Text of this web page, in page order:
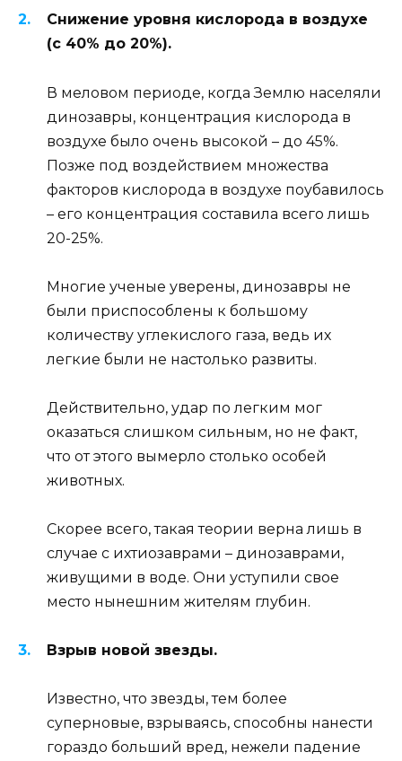
Снижение уровня кислорода в воздухе
(с 40% до 20%).
В меловом периоде, когда Землю населяли
динозавры, концентрация кислорода в
воздухе было очень высокой – до 45%.
Позже под воздействием множества
факторов кислорода в воздухе поубавилось
– его концентрация составила всего лишь
20-25%.
Многие ученые уверены, динозавры не
были приспособлены к большому
количеству углекислого газа, ведь их
легкие были не настолько развиты.
Действительно, удар по легким мог
оказаться слишком сильным, но не факт,
что от этого вымерло столько особей
животных.
Скорее всего, такая теории верна лишь в
случае с ихтиозаврами – динозаврами,
живущими в воде. Они уступили свое
место нынешним жителям глубин.
Взрыв новой звезды.
Известно, что звезды, тем более
суперновые, взрываясь, способны нанести
гораздо больший вред, нежели падение